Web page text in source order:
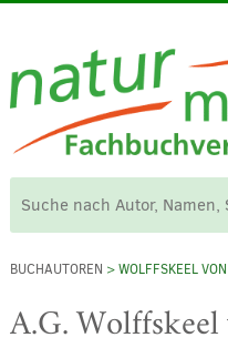
BUCHAUTOREN > WOLFFSKEEL
A.G. Wolffskeel